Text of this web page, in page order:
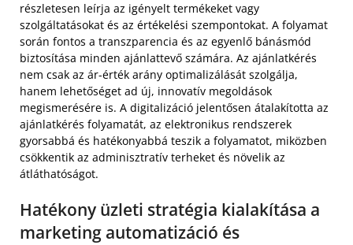
részletesen leírja az igényelt termékeket vagy
szolgáltatásokat és az értékelési szempontokat. A folyamat
során fontos a transzparencia és az egyenlő bánásmód
biztosítása minden ajánlattevő számára. Az ajánlatkérés
nem csak az ár-érték arány optimalizálását szolgálja,
hanem lehetőséget ad új, innovatív megoldások
megismerésére is. A digitalizáció jelentősen átalakította az
ajánlatkérés folyamatát, az elektronikus rendszerek
gyorsabbá és hatékonyabbá teszik a folyamatot, miközben
csökkentik az adminisztratív terheket és növelik az
átláthatóságot.
Hatékony üzleti stratégia kialakítása a
marketing automatizáció és